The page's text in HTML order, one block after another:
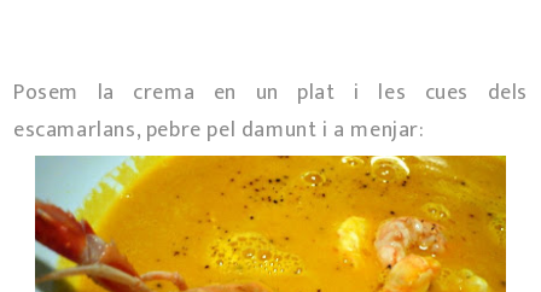
Posem la crema en un plat i les cues dels
escamarlans, pebre pel damunt i a menjar: